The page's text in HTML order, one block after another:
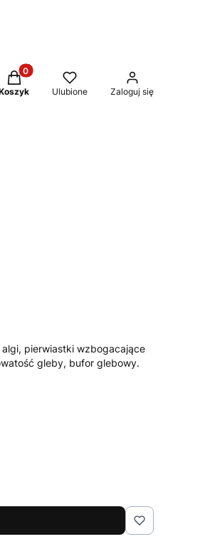
Produkty w koszyku: 0. Zobacz
Ulubione Zaloguj się
pierwiastki wzbogacające
gleby, bufor glebowy.